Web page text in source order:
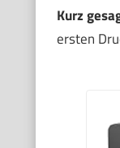
Kurz
ersten